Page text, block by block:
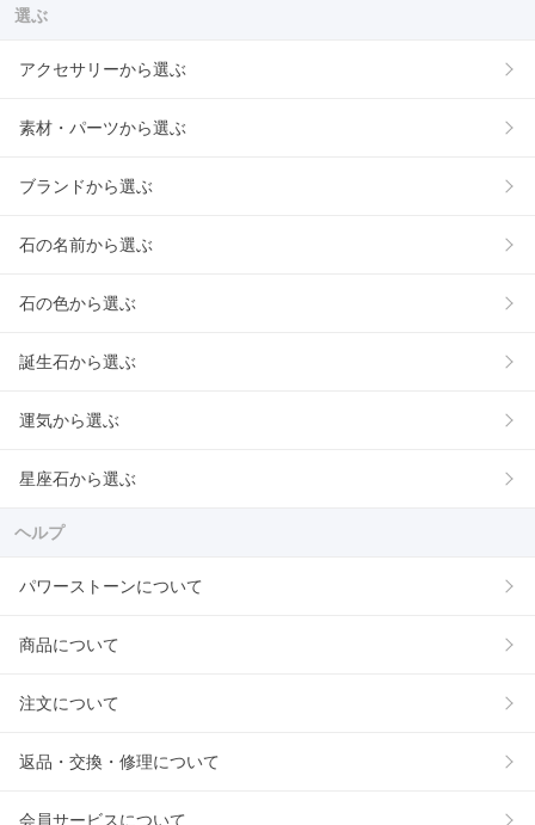
選ぶ
アクセサリーから選ぶ
素材・パーツから選ぶ
ブランドから選ぶ
石の名前から選ぶ
石の色から選ぶ
誕生石から選ぶ
運気から選ぶ
星座石から選ぶ
ヘルプ
パワーストーンについて
商品について
注文について
返品・交換・修理について
会員サービスについて